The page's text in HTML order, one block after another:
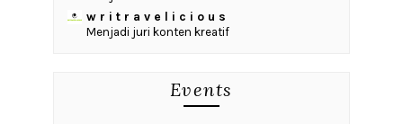
w r i t r a v e l i c i o u s
Menjadi juri konten kreatif
Events